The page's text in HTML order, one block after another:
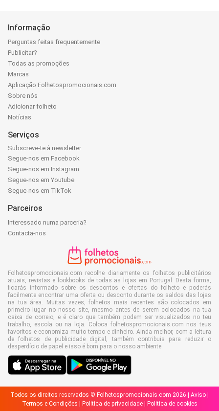
Informação
Perguntas feitas frequentemente
Publicitar?
Todas as promoções
Marcas
Aplicação Folhetospromocionais.com
Sobre nós
Adicionar folheto
Notícias
Serviços
Subscreve-te à newsletter
Segue-nos em Facebook
Segue-nos em Instagram
Segue-nos em Youtube
Segue-nos em TikTok
Parceiros
Interessado numa parceria?
Contacta-nos
Folhetospromocionais.com recolhe diariamente os folhetos publicitários
atuais, revistas e lookbooks de todas as lojas em Portugal. Desta forma,
ficarás informado sobre os descontos e ofertas do folheto e poderás
facilmente encontrar uma oferta ou desconto durante os saldos das lojas
na tua área. Muitas vezes, folhetos mais recentes são colocados em
primeiro lugar no nosso site, mesmo antes de serem colocados na tua
caixa de correio, e é claro que também podem ser visualizados no teu
trabalho, escola ou na loja. Coloca folhetospromocionais.com nos teus
favoritos e economiza muito tempo e dinheiro. Ainda melhor, com a leitura
de folhetos de publicidade digital, também contribuis para reduzir o
desperdício de papel e isso é bom para o nosso ambiente.
Todos os direitos reservados © Folhetospromocionais.com 2026 | Aviso
Termos e Condições
Política de privacidade| Política de cookies